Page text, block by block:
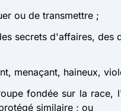
ou de transmettre ;
secrets d'affaires,
menaçant, haineux,
fondée sur la race,
similaire ; ou